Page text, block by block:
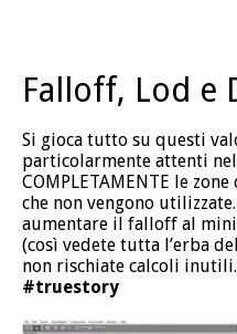
Falloff, Lod e
Si gioca tutto su questi
particolarmente attenti
COMPLETAMENTE le
che non vengono
aumentare il falloff al
(così vedete tutta l’erba
non rischiate calcoli inutili.
#truestory